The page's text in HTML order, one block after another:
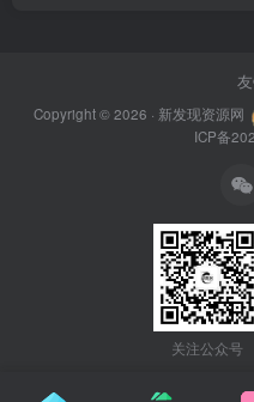
Copyright © 2026 · 新发现资源网
ICP备
关注公众号